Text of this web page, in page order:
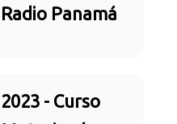
Radio Panamá
2023 - Curso